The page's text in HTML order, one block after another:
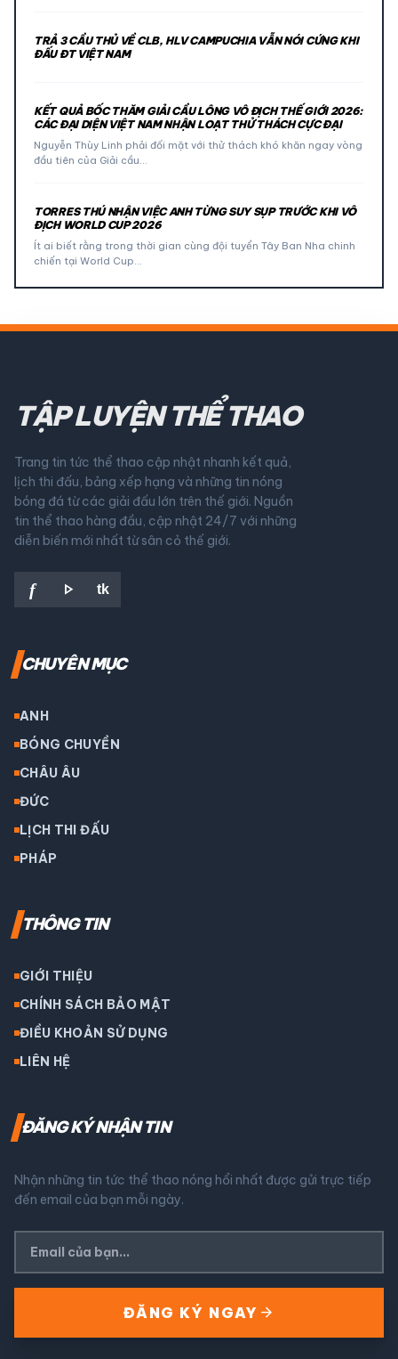
TRẢ 3 CẦU THỦ VỀ CLB, HLV CAMPUCHIA VẪN NÓI CỨNG KHI
ĐẤU ĐT VIỆT NAM
KẾT QUẢ BỐC THĂM GIẢI CẦU LÔNG VÔ ĐỊCH THẾ GIỚI 2026:
CÁC ĐẠI DIỆN VIỆT NAM NHẬN LOẠT THỬ THÁCH CỰC ĐẠI
Nguyễn Thùy Linh phải đối mặt với thử thách khó khăn ngay vòng
đầu tiên của Giải cầu…
TORRES THÚ NHẬN VIỆC ANH TỪNG SUY SỤP TRƯỚC KHI VÔ
ĐỊCH WORLD CUP 2026
Ít ai biết rằng trong thời gian cùng đội tuyển Tây Ban Nha chinh
chiến tại World Cup…
TẬP LUYỆN THỂ THAO
Trang tin tức thể thao cập nhật nhanh kết quả,
lịch thi đấu, bảng xếp hạng và những tin nóng
bóng đá từ các giải đấu lớn trên thế giới. Nguồn
tin thể thao hàng đầu, cập nhật 24/7 với những
diễn biến mới nhất từ sân cỏ thế giới.
f play_arrow tk
CHUYÊN MỤC
ANH
BÓNG CHUYỀN
CHÂU ÂU
ĐỨC
LỊCH THI ĐẤU
PHÁP
THÔNG TIN
GIỚI THIỆU
CHÍNH SÁCH BẢO MẬT
ĐIỀU KHOẢN SỬ DỤNG
LIÊN HỆ
ĐĂNG KÝ NHẬN TIN
Nhận những tin tức thể thao nóng hổi nhất được gửi trực tiếp
đến email của bạn mỗi ngày.
ĐĂNG KÝ NGAY arrow_forward